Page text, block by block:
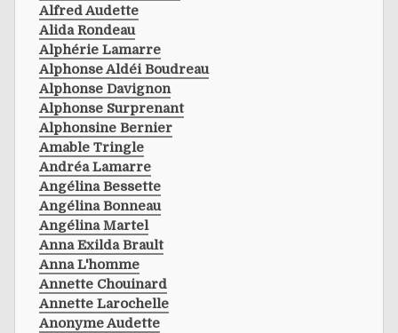
Alfred Audette
Alida Rondeau
Alphérie Lamarre
Alphonse Aldéi Boudreau
Alphonse Davignon
Alphonse Surprenant
Alphonsine Bernier
Amable Tringle
Andréa Lamarre
Angélina Bessette
Angélina Bonneau
Angélina Martel
Anna Exilda Brault
Anna L'homme
Annette Chouinard
Annette Larochelle
Anonyme Audette